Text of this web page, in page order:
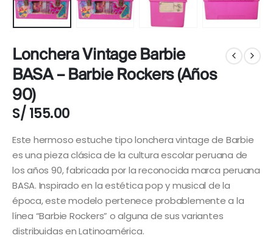
Lonchera Vintage Barbie
BASA – Barbie Rockers (Años
90)
S/ 155.00
Este hermoso estuche tipo lonchera vintage de Barbie
es una pieza clásica de la cultura escolar peruana de
los años 90, fabricada por la reconocida marca peruana
BASA. Inspirado en la estética pop y musical de la
época, este modelo pertenece probablemente a la
línea “Barbie Rockers” o alguna de sus variantes
distribuidas en Latinoamérica.